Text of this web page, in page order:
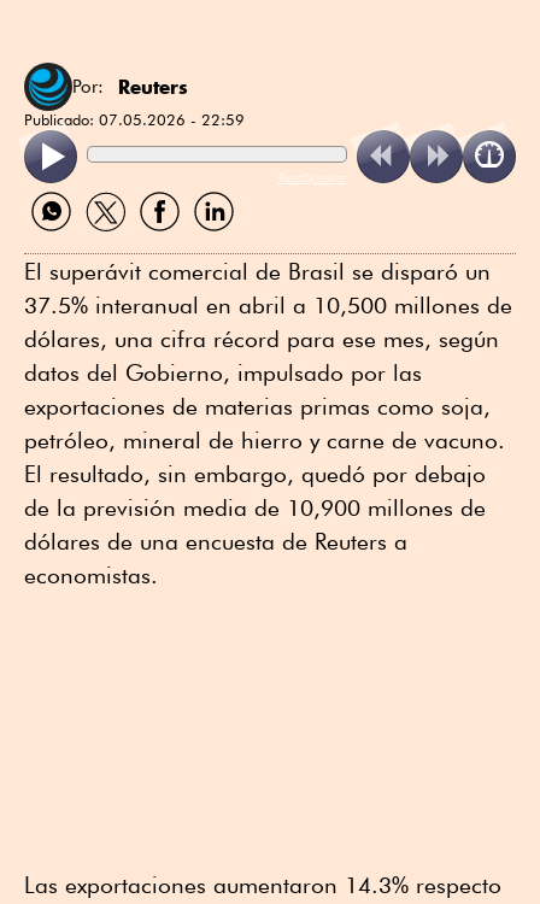
Por: Reuters
Publicado: 07.05.2026 - 22:59
ReadSpeaker
Compartir
por
Compartir
por
Compartir
por
Compartir
por
El superávit comercial de Brasil se ⁠disparó un
37.5% interanual en abril a 10,500 millones de
dólares, una cifra récord para ⁠ese mes, según
datos del Gobierno, impulsado por las
exportaciones de materias primas como soja,
petróleo, mineral de hierro y carne de vacuno.
El resultado, sin embargo, quedó por debajo
de la previsión media de 10,900 millones de
dólares de una encuesta de Reuters a
economistas.
Las exportaciones aumentaron 14.3% respecto